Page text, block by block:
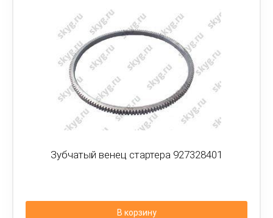
Зубчатый венец стартера 927328401
В корзину